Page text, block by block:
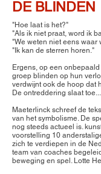
DE BLINDEN
"Hoe laat is het?"
"Als ik niet praat, word ik
"We weten niet eens waar
"Ik kan de sterren horen."
Ergens, op een
groep blinden op hun
verdwijnt ook de hoop dat
De ontreddering slaat toe...
Maeterlinck schreef de
van het symbolisme. De
nog steeds actueel is.
voorstelling 10
zich te verdiepen in de
team van coaches
beweging en spel. Lotte